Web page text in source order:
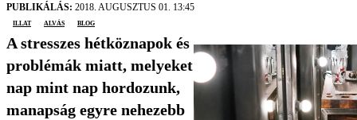
PUBLIKÁLÁS: 2018. AUGUSZTUS 01. 13:45
illat
alvás blog
A stresszes hétköznapok és
problémák miatt, melyeket
nap mint nap hordozunk,
manapság egyre nehezebb